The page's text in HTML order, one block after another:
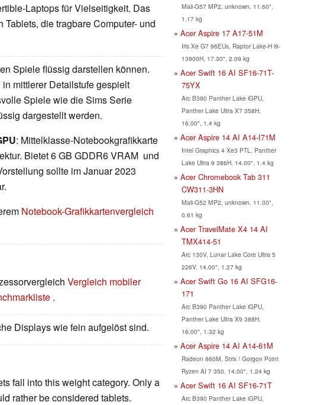
Laptops für Vielseitigkeit. Das
die tragbare Computer- und
Spiele flüssig darstellen können.
mittlerer Detailstufe gespielt
Spiele wie die Sims Serie
dargestellt werden.
: Mittelklasse-Notebookgrafikkarte
Bietet 6 GB GDDR6 VRAM und
sollte im Januar 2023
Notebook-Grafikkartenvergleich
Vergleich mobiler
.
Displays wie fein aufgelöst sind.
fall into this weight category. Only a
rather be considered tablets.
Mali-G57 MP2, unknown, 11.60",
1.17 kg
Acer Aspire 17 A17-51M
Iris Xe G7 96EUs, Raptor Lake-H i9-
13900H, 17.30", 2.09 kg
Acer Swift 16 AI SF16-71T-
75YX
Arc B390 Panther Lake iGPU,
Panther Lake Ultra X7 358H,
16.00", 1.4 kg
Acer Aspire 14 AI A14-I71M
Intel Graphics 4 Xe3 PTL, Panther
Lake Ultra 9 386H, 14.00", 1.4 kg
Acer Chromebook Tab 311
CW311-3HN
Mali-G52 MP2, unknown, 11.00",
0.61 kg
Acer TravelMate X4 14 AI
TMX414-51
Arc 130V, Lunar Lake Core Ultra 5
226V, 14.00", 1.27 kg
Acer Swift Go 16 AI SFG16-
171
Arc B390 Panther Lake iGPU,
Panther Lake Ultra X9 388H,
16.00", 1.32 kg
Acer Aspire 14 AI A14-61M
Radeon 860M, Strix / Gorgon Point
Ryzen AI 7 350, 14.00", 1.24 kg
Acer Swift 16 AI SF16-71T
Arc B390 Panther Lake iGPU,